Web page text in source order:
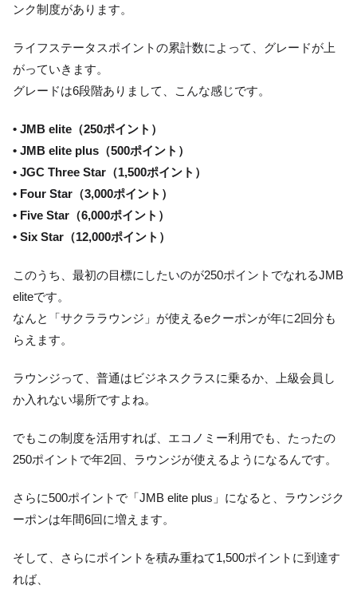
ンク制度があります。
ライフステータスポイントの累計数によって、グレードが上
がっていきます。
グレードは6段階ありまして、こんな感じです。
• JMB elite（250ポイント）
• JMB elite plus（500ポイント）
• JGC Three Star（1,500ポイント）
• Four Star（3,000ポイント）
• Five Star（6,000ポイント）
• Six Star（12,000ポイント）
このうち、最初の目標にしたいのが250ポイントでなれるJMB
eliteです。
なんと「サクララウンジ」が使えるeクーポンが年に2回分も
らえます。
ラウンジって、普通はビジネスクラスに乗るか、上級会員し
か入れない場所ですよね。
でもこの制度を活用すれば、エコノミー利用でも、たったの
250ポイントで年2回、ラウンジが使えるようになるんです。
さらに500ポイントで「JMB elite plus」になると、ラウンジク
ーポンは年間6回に増えます。
そして、さらにポイントを積み重ねて1,500ポイントに到達す
れば、